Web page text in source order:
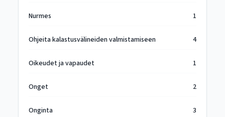
Nurmes 1
Ohjeita kalastusvälineiden valmistamiseen 4
Oikeudet ja vapaudet 1
Onget 2
Onginta 3